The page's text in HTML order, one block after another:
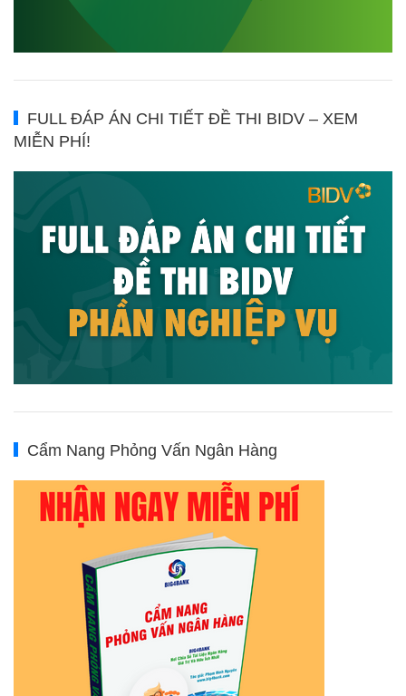
FULL ĐÁP ÁN CHI TIẾT ĐỀ THI BIDV – XEM
MIỄN PHÍ!
Cẩm Nang Phỏng Vấn Ngân Hàng